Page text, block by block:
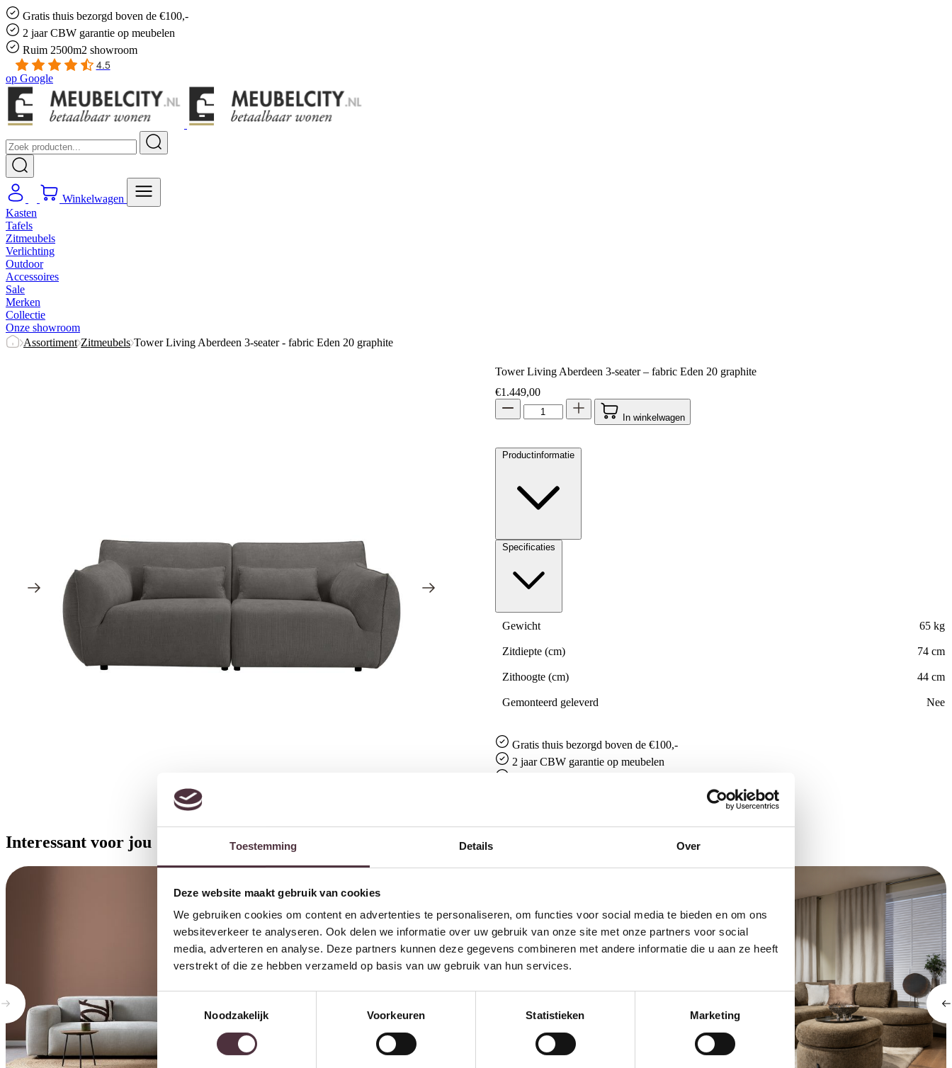
Toestemming Details Over
Deze website maakt gebruik van cookies
We gebruiken cookies om content en advertenties te personaliseren, om functies voor social media te bieden en om ons
websiteverkeer te analyseren. Ook delen we informatie over uw gebruik van onze site met onze partners voor social
media, adverteren en analyse. Deze partners kunnen deze gegevens combineren met andere informatie die u aan ze heeft
verstrekt of die ze hebben verzameld op basis van uw gebruik van hun services.
Toestemmingsselectie
Noodzakelijk
Voorkeuren Statistieken Marketing
Gratis thuis bezorgd boven de €100,-
2 jaar CBW garantie op meubelen
Ruim 2500m2 showroom
4.5
op Google
Winkelwagen
Kasten
Tafels
Zitmeubels
Verlichting
Outdoor
Accessoires
Sale
Merken
Collectie
Onze showroom
Assortiment Zitmeubels Tower Living Aberdeen 3-seater - fabric Eden 20 graphite
Tower Living Aberdeen 3-seater – fabric Eden 20 graphite
€1.449,00
In winkelwagen
Productinformatie
Specificaties
Gewicht 65 kg
Zitdiepte (cm) 74 cm
Zithoogte (cm) 44 cm
Gemonteerd geleverd Nee
Gratisthuis bezorgd boven de €100,-
2 jaar CBW garantieop meubelen
Interessant voor jou